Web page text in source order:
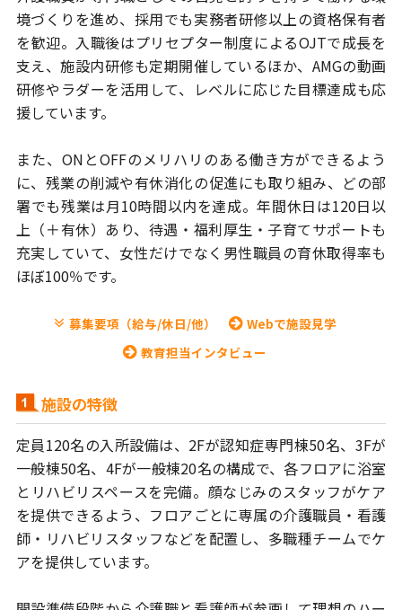
境づくりを進め、 採用でも実務者研修以上の資格保有者
を歓迎。入職後はプリセプター制度によるOJTで成長を
支え、施設内研修も定期開催しているほか、AMGの動画
研修やラダーを活用して、レベルに応じた目標達成も応
援しています。
また、ONとOFFのメリハリのある働き方ができるよう
に、残業の削減や有休消化の促進にも取り組み、どの部
署でも残業は月10時間以内を達成。年間休日は120日以
上（＋有休）あり、待遇・福利厚生・子育てサポートも
充実していて、女性だけでなく男性職員の育休取得率も
ほぼ100％です。
募集要項（給与/休日/他）
Webで施設見学
教育担当インタビュー
施設の特徴
定員120名の入所設備は、2Fが認知症専門棟50名、3Fが
一般棟50名、 4Fが一般棟20名の構成で、各フロアに浴室
とリハビリスペースを完備。 顔なじみのスタッフがケア
を提供できるよう、フロアごとに専属の介護職員・ 看護
師・リハビリスタッフなどを配置し、多職種チームでケ
アを提供しています。